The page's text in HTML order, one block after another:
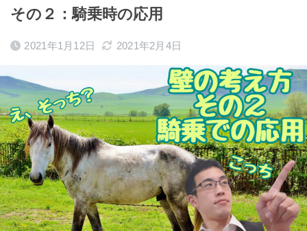
その２：騎乗時の応用
2021年1月12日 2021年2月4日